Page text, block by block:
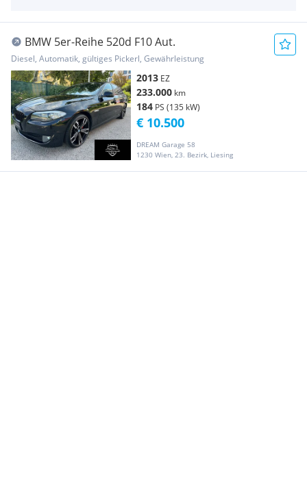
BMW 5er-Reihe 520d F10 Aut.
Diesel, Automatik, gültiges Pickerl, Gewährleistung
2013 EZ
233.000 km
184 PS (135 kW)
DREAM Garage 58
1230 Wien, 23. Bezirk, Liesing
€ 10.500